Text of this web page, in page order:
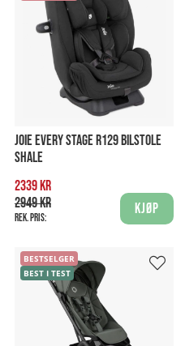
JOIE EVERY STAGE R129 BILSTOLE
SHALE
2339 kr
2949 kr
Rek. pris:
Kjøp
BESTSELGER
BEST I TEST